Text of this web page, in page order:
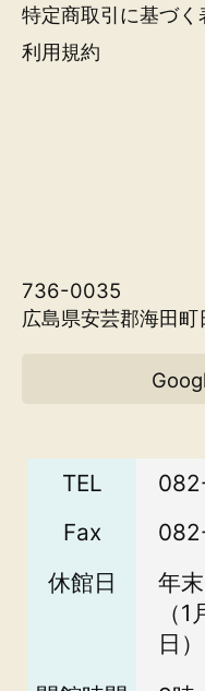
特定商取引に基づく
利用規約
736-0035
広島県安芸郡海田
TEL
Fax
休館日
年
（
日）